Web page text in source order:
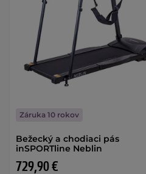
Bežecký a chodiaci pás
inSPORTline Neblin
729,90 €
Záruka 10 rokov